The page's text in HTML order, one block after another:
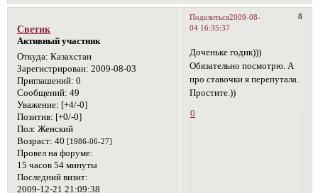
Поделиться 8
2009-08-
04 16:35:37
Светик
Активный участник
Откуда: Казахстан
Зарегистрирован: 2009-08-03
Приглашений: 0
Сообщений: 49
Уважение: [+4/-0]
Позитив: [+0/-0]
Пол: Женский
Возраст: 40 [1986-06-27]
Провел на форуме:
15 часов 54 минуты
Последний визит:
2009-12-21 21:09:38
Доченьке годик)))
Обязательно посмотрю. А
про ставочки я перепутала.
Простите.))
0